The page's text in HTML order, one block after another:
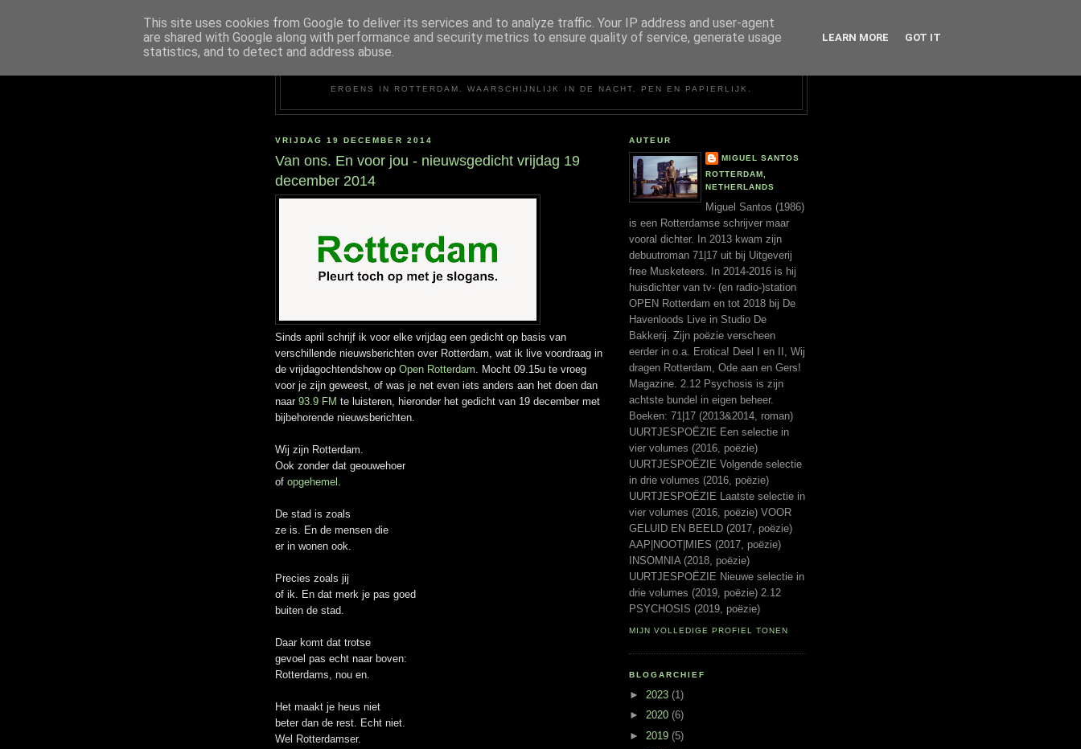
ERGENS IN ROTTERDAM. WAARSCHIJNLIJK IN DE NACHT. PEN EN PAPIERLIJK.
VRIJDAG 19 DECEMBER 2014
Van ons. En voor jou - nieuwsgedicht vrijdag 19
december 2014
Sinds april schrijf ik voor elke vrijdag een gedicht op basis van
verschillende nieuwsberichten over Rotterdam, wat ik live voordraag in
de vrijdagochtendshow op Open Rotterdam. Mocht 09.15u te vroeg
voor je zijn geweest, of was je net even iets anders aan het doen dan
naar 93.9 FM te luisteren, hieronder het gedicht van 19 december met
bijbehorende nieuwsberichten.
Wij zijn Rotterdam.
Ook zonder dat geouwehoer
of opgehemel .
De stad is zoals
ze is. En de mensen die
er in wonen ook.
Precies zoals jij
of ik. En dat merk je pas goed
buiten de stad.
Daar komt dat trotse
gevoel pas echt naar boven:
Rotterdams, nou en.
Het maakt je heus niet
beter dan de rest. Echt niet.
Wel Rotterdamser.
AUTEUR
MIGUEL SANTOS
ROTTERDAM,
NETHERLANDS
Miguel Santos (1986)
is een Rotterdamse schrijver maar
vooral dichter. In 2013 kwam zijn
debuutroman 71|17 uit bij Uitgeverij
free Musketeers. In 2014-2016 is hij
huisdichter van tv- (en radio-)station
OPEN Rotterdam en tot 2018 bij De
Havenloods Live in Studio De
Bakkerij. Zijn poëzie verscheen
eerder in o.a. Erotica! Deel I en II, Wij
dragen Rotterdam, Ode aan en Gers!
Magazine. 2.12 Psychosis is zijn
achtste bundel in eigen beheer.
Boeken: 71|17 (2013&2014, roman)
UURTJESPOËZIE Een selectie in
vier volumes (2016, poëzie)
UURTJESPOËZIE Volgende selectie
in drie volumes (2016, poëzie)
UURTJESPOËZIE Laatste selectie in
vier volumes (2016, poëzie) VOOR
GELUID EN BEELD (2017, poëzie)
AAP|NOOT|MIES (2017, poëzie)
INSOMNIA (2018, poëzie)
UURTJESPOËZIE Nieuwe selectie in
drie volumes (2019, poëzie) 2.12
PSYCHOSIS (2019, poëzie)
MIJN VOLLEDIGE PROFIEL TONEN
BLOGARCHIEF
► 2023 (1)
► 2020 (6)
► 2019 (5)
This site uses cookies from Google to deliver its services and to analyze traffic. Your IP address and user-agent
are shared with Google along with performance and security metrics to ensure quality of service, generate usage
statistics, and to detect and address abuse.
LEARN MORE GOT IT